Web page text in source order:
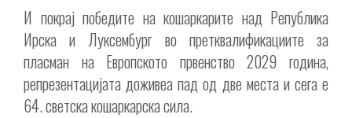
И покрај победите на кошаркарите над Република
Ирска и Луксембург во претквалификациите за
пласман на Европското првенство 2029 година,
репрезентацијата доживеа пад од две места и сега е
64. светска кошаркарска сила.